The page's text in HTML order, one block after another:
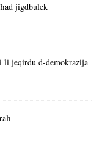
jigdbulek
li jeqirdu d-demokrazija